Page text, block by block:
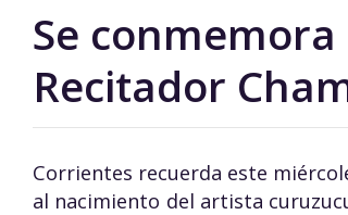
Se
Recitador
Corrientes recuerda este
al nacimiento del artista